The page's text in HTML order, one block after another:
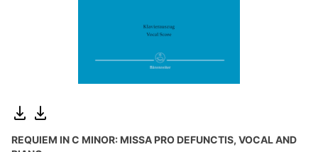
REQUIEM IN C MINOR: MISSA PRO DEFUNCTIS, VOCAL AND